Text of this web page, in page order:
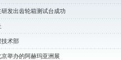
发出齿轮箱测试台成功
技术部
举办的阿赫玛亚洲展